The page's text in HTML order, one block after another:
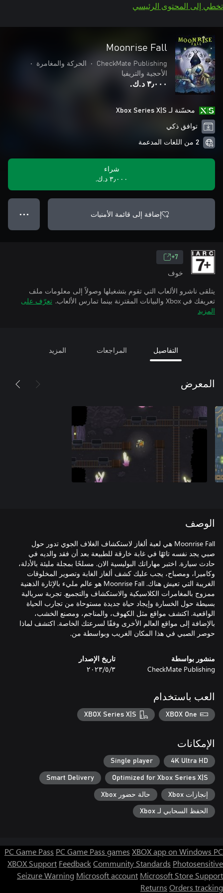
تخطي إلى المحتوى الرئيسي
Moonrise Fall
CheckMate Publishing
• الحركة والمغامرة
•
الأحجية والتريفيا
٣٫٠٠٠ د.ك.‏
محسّنة لـ Xbox Series X|S
توافق ذكي
2 من اللغات المدعمة
شراء
٣٫٠٠٠ د.ك.‏
إضافة إلى قائمة الأمنيات ● ● ●
7+
خوف
يتلقى ناشرو الألعاب التي تقوم بتشغيلها وصولاً إلى معلومات ملف
تعريفك في Xbox والبيانات المقترنة بينما تمارس الألعاب.
تعرّف على
المزيد
التفاصيل المراجعات المزيد
المعرض
الوصف
Moonrise Fall هي لعبة ألغاز لاستكشاف الغلاف الجوي تدور حول
صبي يجد نفسه تائهًا في غابة خارقة للطبيعة بعد أن فقد والديه في
حادث سيارة. اختبر مهاراتك البوليسية الان. مسلحًا بمجلة مليئة بالأدلة،
وكاميرا، ومصباح، يجب عليك كشف ألغاز الغابة وتصوير المخلوقات
الغريبة التي تعيش هناك. Moonrise Fall هو عالم مليء بالإثارة الذهنية
ممزوج بالمغامرات الكلاسيكية والاستكشاف والتجميع. تجربة سريالية
بسيطة حول الخسارة وإيجاد حياة جديدة مستوحاة من تجارب الحياة
الواقعية. اكتشف مواقع مثل الكهوف، والمناجم، ومصنع الخشب،
بالإضافة إلى مواقع العالم الأخرى وفقًا لسرعتك الخاصة. اكتشف لماذا
حوصر الصبي في هذا المكان الغريب وبواسطة من.
منشور بواسطة
CheckMate Publishing
تاريخ الإصدار
٣‏/٥‏/٢٠٢٣
العب باستخدام
XBOX One
XBOX Series X|S
الإمكانات
4K Ultra HD
Single player
Optimized for Xbox Series X|S
Smart Delivery
إنجازات Xbox حالة حضور Xbox
الحفظ السحابي لـ Xbox
PC Game Pass PC Game Pass games XBOX app on Windows PC
XBOX Support FeedbackCommunity Standards Photosensitive
Seizure Warning Microsoft account Microsoft Store Support
Returns Orders tracking